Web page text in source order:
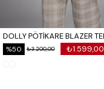
₺1.599,00
₺3.200,00
%50